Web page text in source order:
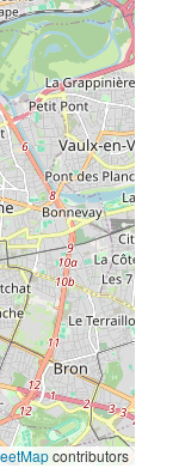
contributors